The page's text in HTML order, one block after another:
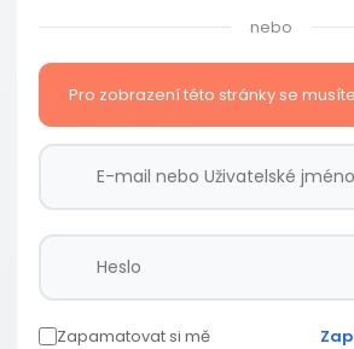
nebo
Pro zobrazení této stránky se
Zapamatovat si mě